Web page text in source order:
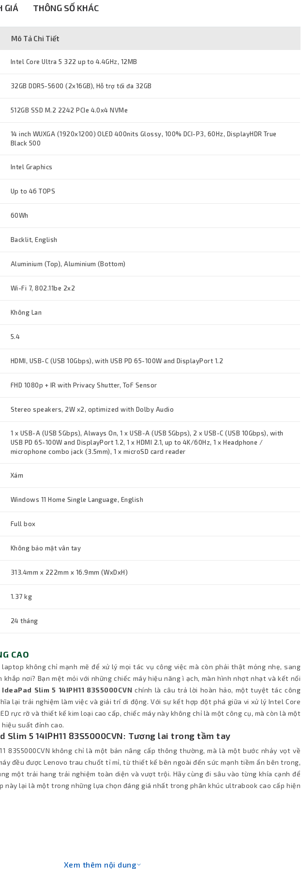
GIÁ THÔNG SỐ KHÁC
Mô Tả Chi Tiết
Intel Core Ultra 5 322 up to 4.4GHz, 12MB
32GB DDR5-5600 (2x16GB), Hỗ trợ tối đa 32GB
512GB SSD M.2 2242 PCIe 4.0x4 NVMe
14 inch WUXGA (1920x1200) OLED 400nits Glossy, 100% DCI-P3, 60Hz, DisplayHDR True
Black 500
Intel Graphics
Up to 46 TOPS
60Wh
Backlit, English
Aluminium (Top), Aluminium (Bottom)
Wi-Fi 7, 802.11be 2x2
Không Lan
5.4
HDMI, USB-C (USB 10Gbps), with USB PD 65-100W and DisplayPort 1.2
FHD 1080p + IR with Privacy Shutter, ToF Sensor
Stereo speakers, 2W x2, optimized with Dolby Audio
1 x USB-A (USB 5Gbps), Always On, 1 x USB-A (USB 5Gbps), 2 x USB-C (USB 10Gbps), with
USB PD 65-100W and DisplayPort 1.2, 1 x HDMI 2.1, up to 4K/60Hz, 1 x Headphone /
microphone combo jack (3.5mm), 1 x microSD card reader
Xám
Windows 11 Home Single Language, English
Full box
Không bảo mật vân tay
313.4mm x 222mm x 16.9mm (WxDxH)
1.37 kg
24 tháng
CAO
không chỉ mạnh mẽ để xử lý mọi tác vụ công việc mà còn phải thật mỏng nhẹ, sang
nơi? Bạn mệt mỏi với những chiếc máy hiệu năng ì ạch, màn hình nhợt nhạt và kết nối
Slim 5 14IPH11 83S5000CVN chính là câu trả lời hoàn hảo, một tuyệt tác công
lại trải nghiệm làm việc và giải trí di động. Với sự kết hợp đột phá giữa vi xử lý Intel Core
rực rỡ và thiết kế kim loại cao cấp, chiếc máy này không chỉ là một công cụ, mà còn là một
suất đỉnh cao.
Slim 5 14IPH11 83S5000CVN: Tương lai trong tầm tay
83S5000CVN không chỉ là một bản nâng cấp thông thường, mà là một bước nhảy vọt về
đều được Lenovo trau chuốt tỉ mỉ, từ thiết kế bên ngoài đến sức mạnh tiềm ẩn bên trong,
một trải hang trải nghiệm toàn diện và vượt trội. Hãy cùng đi sâu vào từng khía cạnh để
này lại là một trong những lựa chọn đáng giá nhất trong phân khúc ultrabook cao cấp hiện
Xem thêm nội dung